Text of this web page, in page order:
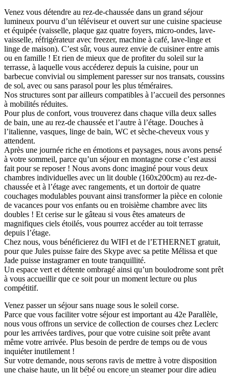
Venez vous détendre au rez-de-chaussée dans un grand séjour
lumineux pourvu d’un téléviseur et ouvert sur une cuisine spacieuse
et équipée (vaisselle, plaque gaz quatre foyers, micro-ondes, lave-
vaisselle, réfrigérateur avec freezer, machine à café, lave-linge et
linge de maison). C’est sûr, vous aurez envie de cuisiner entre amis
ou en famille ! Et rien de mieux que de profiter du soleil sur la
terrasse, à laquelle vous accéderez depuis la cuisine, pour un
barbecue convivial ou simplement paresser sur nos transats, coussins
de sol, avec ou sans parasol pour les plus téméraires.
Nos structures sont par ailleurs compatibles à l’accueil des personnes
à mobilités réduites.
Pour plus de confort, vous trouverez dans chaque villa deux salles
de bain, une au rez-de chaussée et l’autre à l’étage. Douches à
l’italienne, vasques, linge de bain, WC et sèche-cheveux vous y
attendent.
Après une journée riche en émotions et paysages, nous avons pensé
à votre sommeil, parce qu’un séjour en montagne corse c’est aussi
fait pour se reposer ! Nous avons donc imaginé pour vous deux
chambres individuelles avec un lit double (160x200cm) au rez-de-
chaussée et à l’étage avec rangements, et un dortoir de quatre
couchages modulables pouvant ainsi transformer la pièce en colonie
de vacances pour vos enfants ou en troisième chambre avec lits
doubles ! Et cerise sur le gâteau si vous êtes amateurs de
magnifiques ciels étoilés, vous pourrez accéder au toit terrasse
depuis l’étage.
Chez nous, vous bénéficierez du WIFI et de l’ETHERNET gratuit,
pour que Jules puisse faire des Skype avec sa petite Mélissa et que
Jade puisse instagramer en toute tranquillité.
Un espace vert et détente ombragé ainsi qu’un boulodrome sont prêt
à vous accueillir que ce soit pour un moment lecture ou plus
compétitif.
Venez passer un séjour sans nuage sous le soleil corse.
Parce que vous faciliter votre séjour est important au 42e Parallèle,
nous vous offrons un service de collection de courses chez Leclerc
pour les arrivées tardives, pour que votre cuisine soit prête avant
même votre arrivée. Plus besoin de perdre de temps ou de vous
inquiéter inutilement !
Sur votre demande, nous serons ravis de mettre à votre disposition
une chaise haute, un lit bébé ou encore un steamer pour dire adieu